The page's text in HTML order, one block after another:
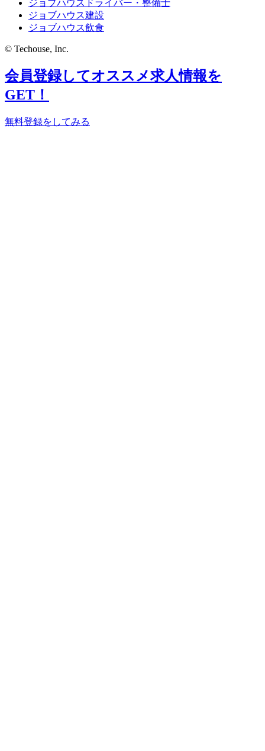
ジョブハウスドライバー・整備士
ジョブハウス建設
ジョブハウス飲食
© Techouse, Inc.
会員登録してオススメ求人情報を
GET！
無料登録をしてみる